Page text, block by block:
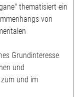
thematisiert ein
von
Grundinteresse
und
und im